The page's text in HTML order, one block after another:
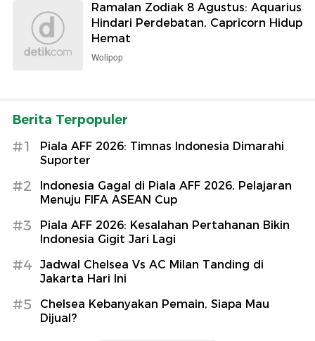
Ramalan Zodiak 8 Agustus: Aquarius
Hindari Perdebatan, Capricorn Hidup
Hemat
Wolipop
Berita Terpopuler
#1
Piala AFF 2026: Timnas Indonesia Dimarahi
Suporter
#2
Indonesia Gagal di Piala AFF 2026, Pelajaran
Menuju FIFA ASEAN Cup
#3
Piala AFF 2026: Kesalahan Pertahanan Bikin
Indonesia Gigit Jari Lagi
#4
Jadwal Chelsea Vs AC Milan Tanding di
Jakarta Hari Ini
#5
Chelsea Kebanyakan Pemain, Siapa Mau
Dijual?